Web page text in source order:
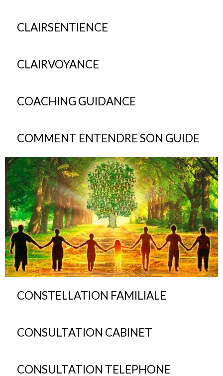
CLAIRSENTIENCE
CLAIRVOYANCE
COACHING GUIDANCE
COMMENT ENTENDRE SON GUIDE
CONSTELLATION FAMILIALE
CONSULTATION CABINET
CONSULTATION TELEPHONE